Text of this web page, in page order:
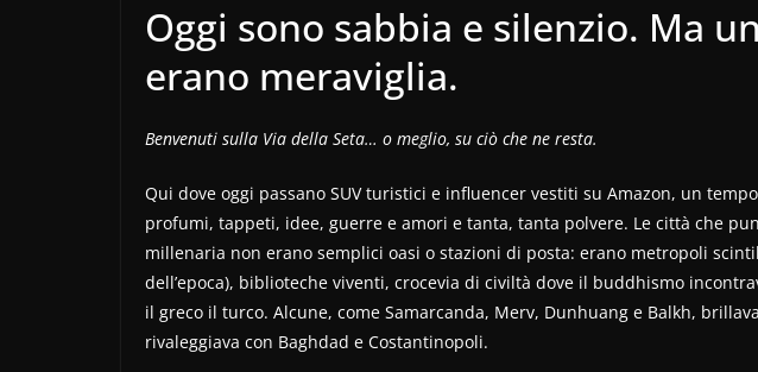
Oggi sono sabbia e silenzio. Ma
erano meraviglia.
Benvenuti sulla Via della Seta… o meglio, su ciò che ne resta.
Qui dove oggi passano SUV turistici e influencer vestiti su Amazon, un
profumi, tappeti, idee, guerre e amori e tanta, tanta polvere. Le città che
millenaria non erano semplici oasi o stazioni di posta: erano metropoli
dell’epoca), biblioteche viventi, crocevia di civiltà dove il buddhismo
il greco il turco. Alcune, come Samarcanda, Merv, Dunhuang e Balkh,
rivaleggiava con Baghdad e Costantinopoli.